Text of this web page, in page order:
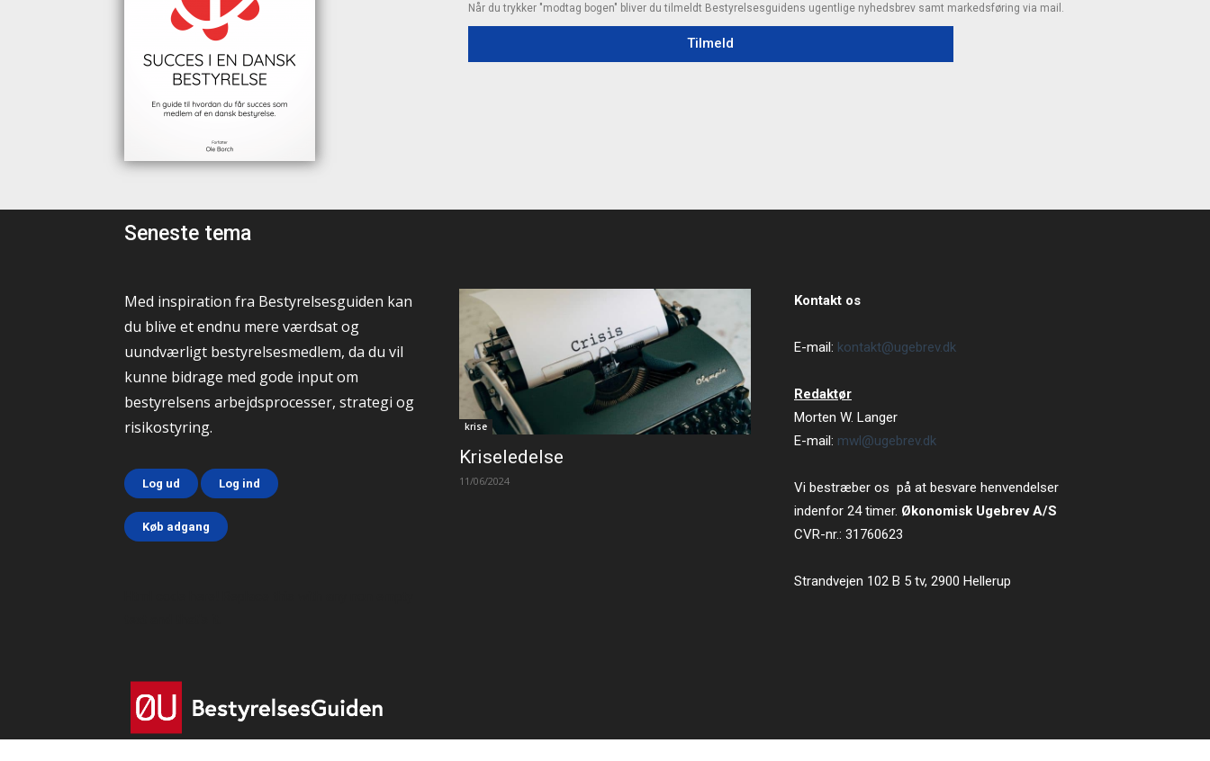
Når du trykker "modtag bogen" bliver du tilmeldt Bestyrelsesguidens ugentlige nyhedsbrev samt markedsføring via mail.
Tilmeld
Seneste tema
Med inspiration fra Bestyrelsesguiden kan
du blive et endnu mere værdsat og
uundværligt bestyrelsesmedlem, da du vil
kunne bidrage med gode input om
bestyrelsens arbejdsprocesser, strategi og
risikostyring.
Log ud Log ind
Køb adgang
krise
Kriseledelse
11/06/2024
Kontakt os
E-mail: kontakt@ugebrev.dk
Redaktør
Morten W. Langer
E-mail: mwl@ugebrev.dk
Vi bestræber os på at besvare henvendelser
indenfor 24 timer. Økonomisk Ugebrev A/S
CVR-nr.: 31760623
Strandvejen 102 B 5 tv, 2900 Hellerup